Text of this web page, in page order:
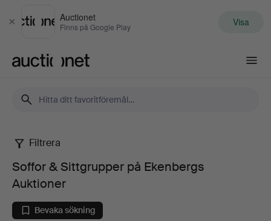
Stäng
Auctionet
Finns på Google Play Visa
Soffor
Sittgrupper
Filtrera
Soffor & Sittgrupper på Ekenbergs
Auktioner
Bevaka sökning